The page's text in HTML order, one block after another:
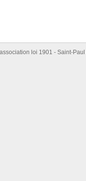
loi 1901 - Saint-